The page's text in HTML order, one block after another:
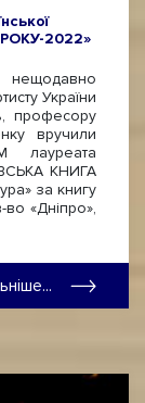
РОКУ-2022»
України
професору
вручили
лауреата
КНИГА
за книгу
во «Дніпро»,